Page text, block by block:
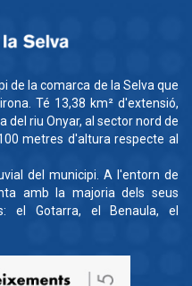
de la comarca de la Selva que
Té 13,38 km² d'extensió,
del riu Onyar, al sector nord de
metres d'altura respecte al
del municipi. A l'entorn de
amb la majoria dels seus
el Gotarra, el Benaula, el